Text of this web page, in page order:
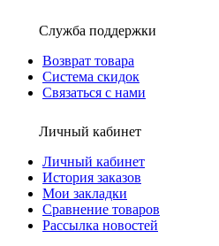
Служба поддержки
Возврат товара
Система скидок
Связаться с нами
Личный кабинет
Личный кабинет
История заказов
Мои закладки
Сравнение товаров
Рассылка новостей